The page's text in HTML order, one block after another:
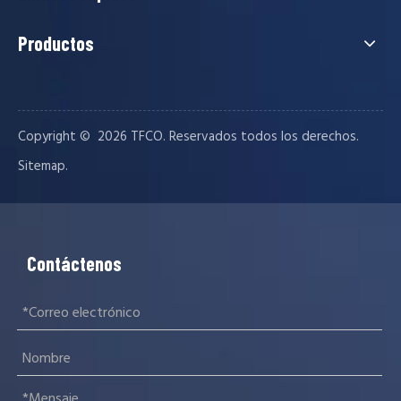
Prueba de aplanado del tubo de andamio EN39
El tubo de andamio EN39 aplanado Testen39 El tubo de
Productos
Copyright © ️ 2026 TFCO. Reservados todos los derechos.
Sitemap.
Contáctenos